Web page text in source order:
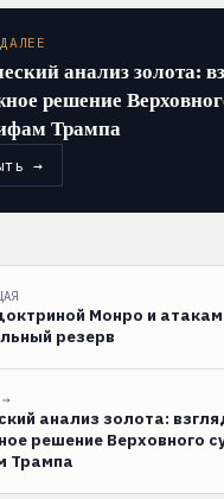
анализ золота:
решение
Трампа
→
Монро и
резерв
анализ золота:
решение Верховного
Трампа